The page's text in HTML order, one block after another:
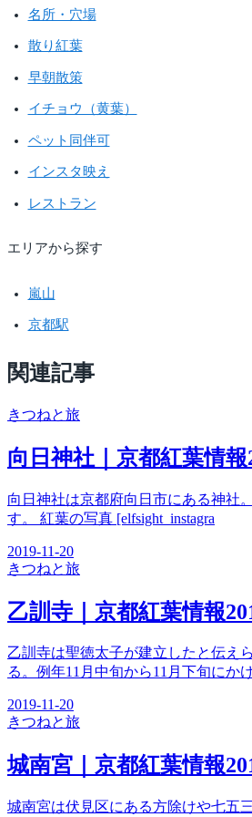
名所・穴場
散り紅葉
早朝散策
イチョウ（黄葉）
ペット同伴可
インスタ映え
レストラン
エリアから探す
嵐山
京都駅
関連記事
きつねと旅
向日神社｜京都紅葉情報
向日神社は京都府向日市にある神社
す。 紅葉の写真 [elfsight_instagra
2019-11-20
きつねと旅
乙訓寺｜京都紅葉情報
乙訓寺は聖徳太子が建立したと伝え
る。例年11月中旬から11月下旬にか
2019-11-20
きつねと旅
城南宮｜京都紅葉情報
城南宮は伏見区にある方除けや七五